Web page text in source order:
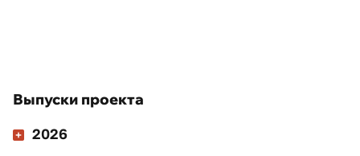
Выпуски проекта
2026